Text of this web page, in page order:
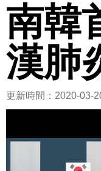
南韓
漢肺
更新時間：2020-03-